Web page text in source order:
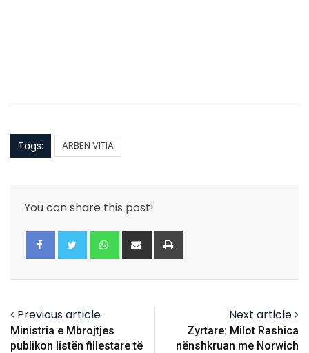
Tags: ARBEN VITIA
You can share this post!
Whatsapp
Share
via
Previous article
Ministria e Mbrojtjes
publikon listën fillestare të
Next article
Zyrtare: Milot Rashica
nënshkruan me Norwich